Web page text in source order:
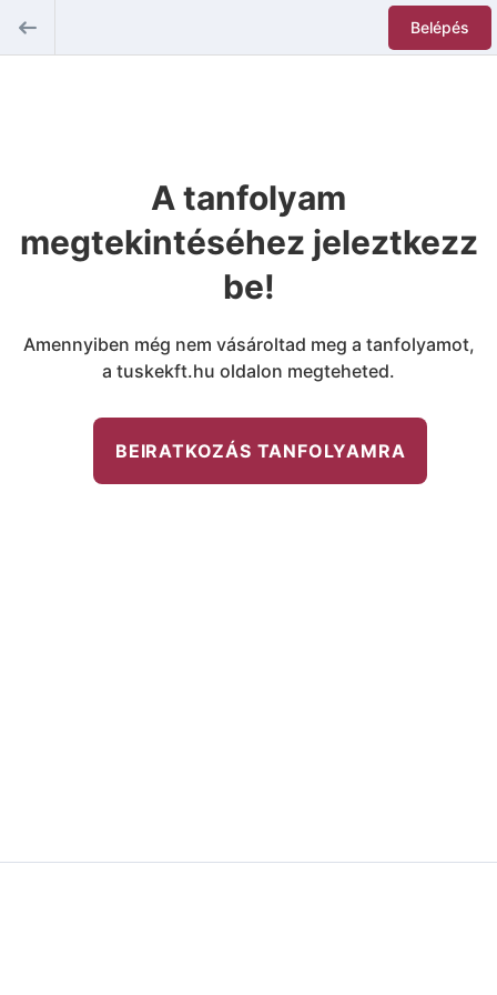
Belépés
A tanfolyam
megtekintéséhez jeleztkezz
be!
Amennyiben még nem vásároltad meg a tanfolyamot,
a tuskekft.hu oldalon megteheted.
BEIRATKOZÁS TANFOLYAMRA